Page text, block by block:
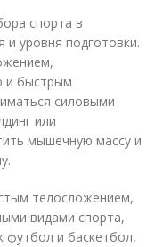
спорта в
и уровня подготовки.
и быстрым
силовыми
или
мышечную массу и
телосложением,
видами спорта,
футбол и баскетбол,